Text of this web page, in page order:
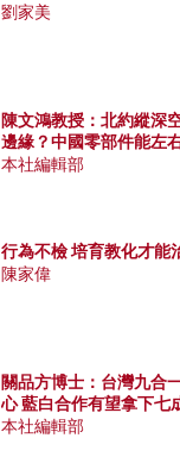
劉家美
陳文鴻教授：北約縱深
邊緣？中國零部件能左
本社編輯部
行為不檢 培育教化才能
陳家偉
關品方博士：台灣九合
心 藍白合作有望拿下七
本社編輯部